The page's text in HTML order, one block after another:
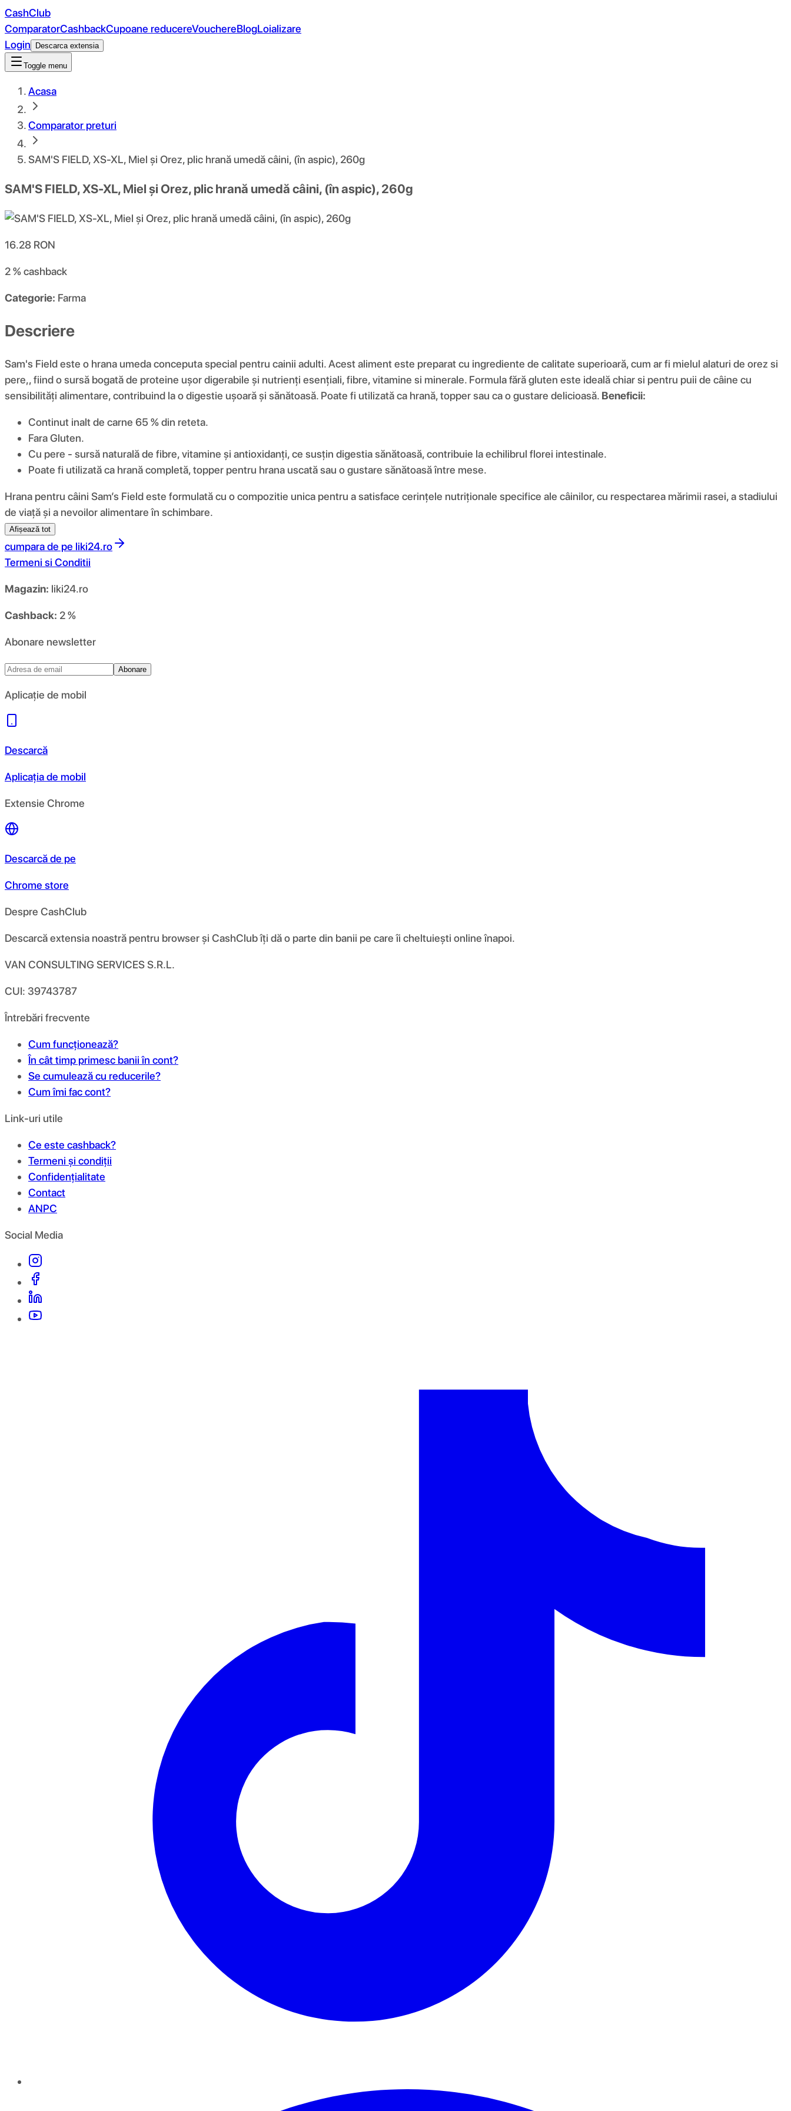
CashClub
ComparatorCashbackCupoane reducereVouchereBlogLoializare
Login
Descarca extensia
Toggle menu
Acasa
Comparator preturi
SAM'S FIELD, XS-XL, Miel și Orez, plic hrană umedă câini, (în aspic), 260g
SAM'S FIELD, XS-XL, Miel și Orez, plic hrană umedă câini, (în aspic), 260g
16.28 RON
2 %cashback
Categorie: Farma
Descriere
Sam's Field este o hrana umeda conceputa special pentru cainii adulti. Acest aliment este preparat cu ingrediente de calitate superioară, cum ar fi mielul alaturi de orez si
pere,, fiind o sursă bogată de proteine ușor digerabile și nutrienți esențiali, fibre, vitamine si minerale. Formula fără gluten este ideală chiar si pentru puii de câine cu
sensibilități alimentare, contribuind la o digestie ușoară și sănătoasă. Poate fi utilizată ca hrană, topper sau ca o gustare delicioasă. Beneficii:
Continut inalt de carne 65 % din reteta.
Fara Gluten.
Cu pere - sursă naturală de fibre, vitamine și antioxidanți, ce susțin digestia sănătoasă, contribuie la echilibrul florei intestinale.
Poate fi utilizată ca hrană completă, topper pentru hrana uscată sau o gustare sănătoasă între mese.
Hrana pentru câini Sam’s Field este formulată cu o compozitie unica pentru a satisface cerințele nutriționale specifice ale câinilor, cu respectarea mărimii rasei, a stadiului
de viață și a nevoilor alimentare în schimbare.
Afișează tot
cumpara de pe liki24.ro
Termeni si Conditii
Magazin: liki24.ro
Cashback: 2 %
Abonare newsletter
Abonare
Aplicație de mobil
Descarcă
Aplicația de mobil
Extensie Chrome
Descarcă de pe
Chrome store
Despre CashClub
Descarcă extensia noastră pentru browser și CashClub îți dă o parte din banii pe care îi cheltuiești online înapoi.
VAN CONSULTING SERVICES S.R.L.
CUI: 39743787
Întrebări frecvente
Cum funcționează?
În cât timp primesc banii în cont?
Se cumulează cu reducerile?
Cum îmi fac cont?
Link-uri utile
Ce este cashback?
Termeni și condiții
Confidențialitate
Contact
ANPC
Social Media